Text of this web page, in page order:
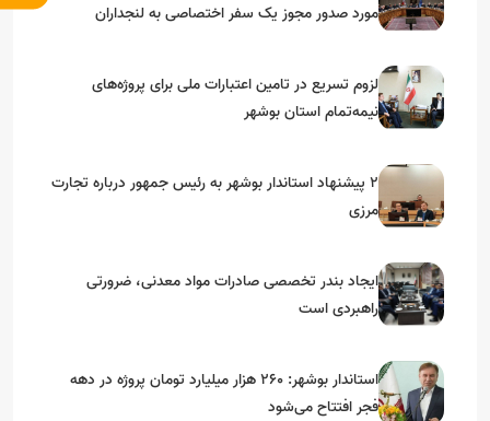
مورد صدور مجوز یک سفر اختصاصی به لنجداران
لزوم تسریع در تامین اعتبارات ملی برای پروژه‌های
نیمه‌تمام استان بوشهر
۲ پیشنهاد استاندار بوشهر به رئیس جمهور درباره تجارت
مرزی
ایجاد بندر تخصصی صادرات مواد معدنی، ضرورتی
راهبردی است
استاندار بوشهر: ۲۶۰ هزار میلیارد تومان پروژه در دهه
فجر افتتاح می‌شود